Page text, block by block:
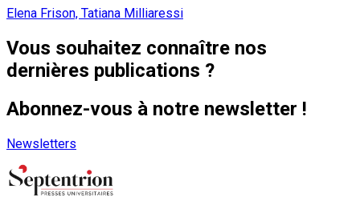
Elena Frison, Tatiana Milliaressi
Vous souhaitez connaître nos
dernières publications ?
Abonnez-vous à notre newsletter !
Newsletters